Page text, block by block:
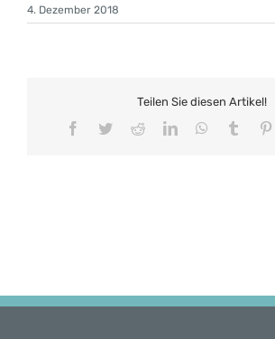
4. Dezember 2018
Teilen Sie diesen Artikel!
Facebook
TwitterRedditLinkedInWhatsApp
Tumblr